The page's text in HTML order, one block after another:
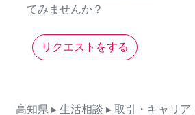
てみませんか？
リクエストをする
高知県 ▸ 生活相談 ▸ 取引・キャリア